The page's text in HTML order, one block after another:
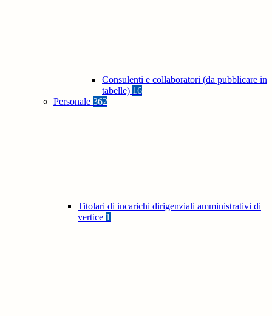
Consulenti e collaboratori (da pubblicare in
tabelle) 16
Personale 362
Titolari di incarichi dirigenziali amministrativi di
vertice 1